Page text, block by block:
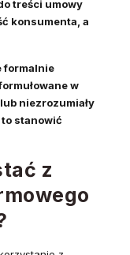
treści umowy
konsumenta, a
formalnie
w
niezrozumiały
stanowić
z